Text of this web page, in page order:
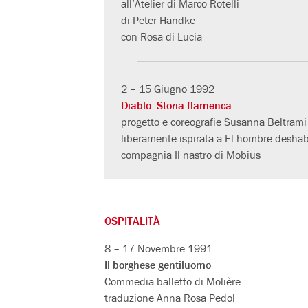
all’Atelier di Marco Rotelli
di Peter Handke
con Rosa di Lucia
2 – 15 Giugno 1992
Diablo. Storia flamenca
progetto e coreografie Susanna Beltrami
liberamente ispirata a El hombre
compagnia Il nastro di Mobius
OSPITALITÀ
8 – 17 Novembre 1991
Il borghese gentiluomo
Commedia balletto di Molière
traduzione Anna Rosa Pedol